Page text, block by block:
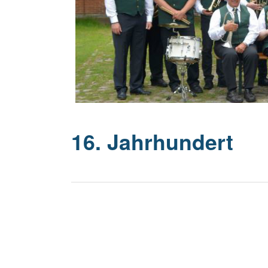
20
16. Jahrhundert